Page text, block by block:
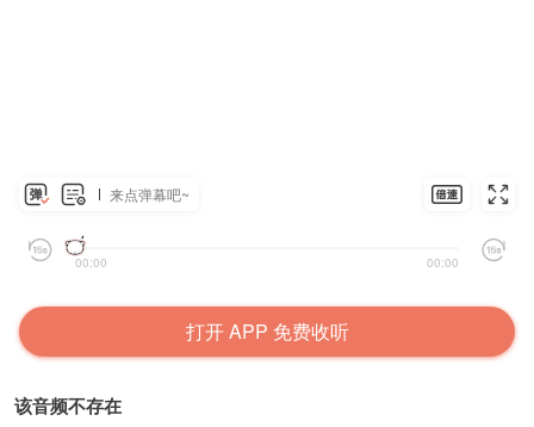
来点弹幕吧~
00:00 00:00
打开 APP 免费收听
该音频不存在